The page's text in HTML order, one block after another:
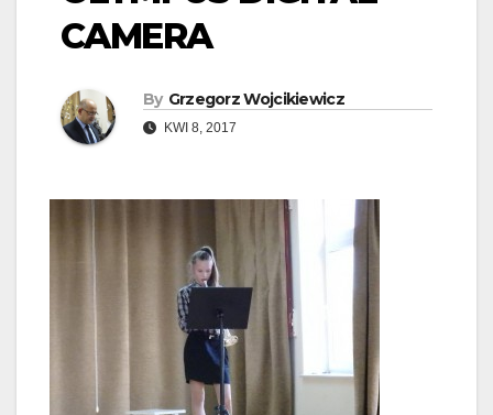
CAMERA
By Grzegorz Wojcikiewicz
KWI 8, 2017